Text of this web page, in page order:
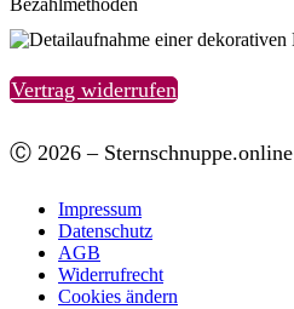
Bezahlmethoden
Vertrag widerrufen
Ⓒ 2026 – Sternschnuppe.online
Impressum
Datenschutz
AGB
Widerrufrecht
Cookies ändern